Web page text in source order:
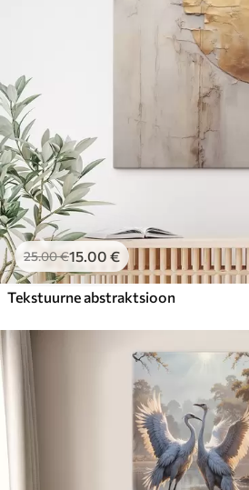
25.00€15.00 €
Tekstuurne abstraktsioon